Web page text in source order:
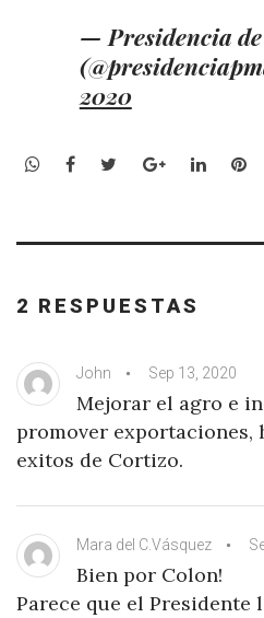
— Presidencia
2020
WhatsApp
Facebook
TwitterGoogle+
2 RESPUESTAS
John Sep 13, 2020
Mejorar el agro e
promover exportaciones,
exitos de Cortizo.
Mara del C.Vásquez
Bien por Colon!
Parece que el Presidente